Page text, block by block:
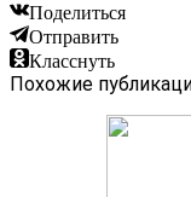
Поделиться
Отправить
Класснуть
Похожие